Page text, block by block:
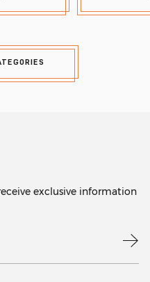
exclusive information